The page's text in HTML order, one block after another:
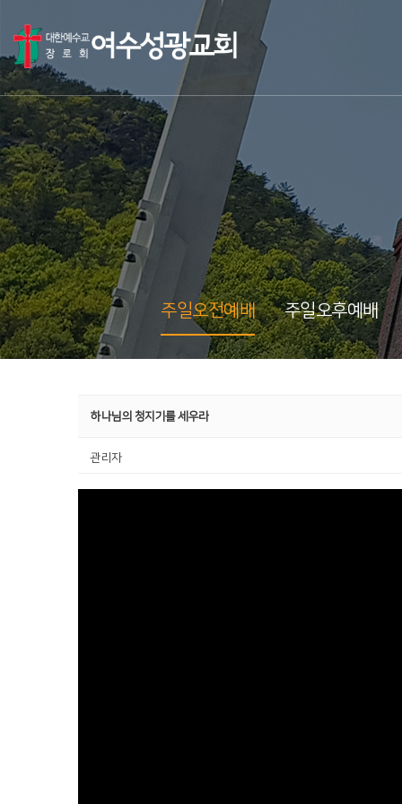
주일오전예배 주일오후예배
하나님의 청지기를 세우라
관리자